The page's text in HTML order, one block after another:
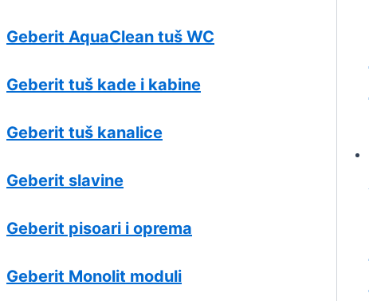
Geberit AquaClean tuš WC
Geberit tuš kade i kabine
Geberit tuš kanalice
Geberit slavine
Geberit pisoari i oprema
Geberit Monolit moduli